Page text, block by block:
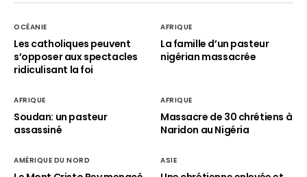
OCÉANIE
Les catholiques peuvent
s’opposer aux spectacles
ridiculisant la foi
AFRIQUE
La famille d’un pasteur
nigérian massacrée
AFRIQUE
Soudan: un pasteur
assassiné
AFRIQUE
Massacre de 30 chrétiens à
Naridon au Nigéria
AMÉRIQUE DU NORD ASIE